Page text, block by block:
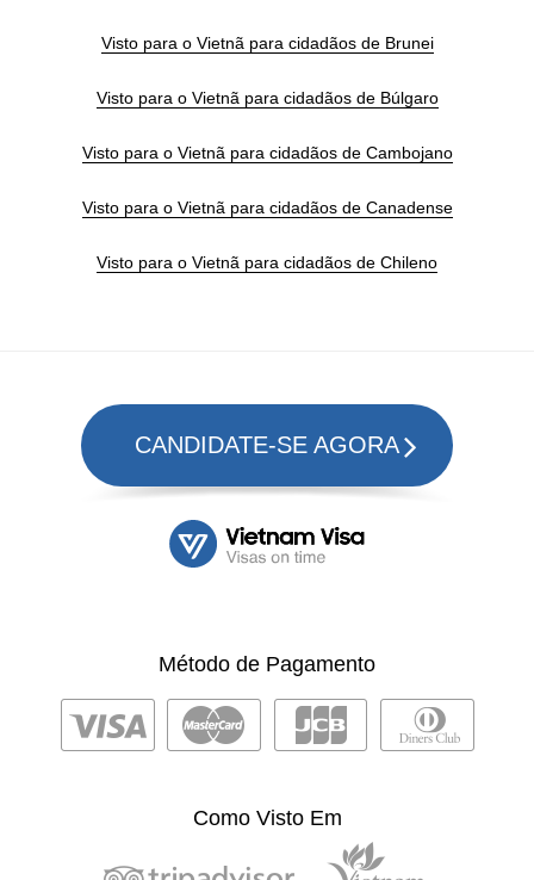
Visto para o Vietnã para cidadãos de Brunei
Visto para o Vietnã para cidadãos de Búlgaro
Visto para o Vietnã para cidadãos de Cambojano
Visto para o Vietnã para cidadãos de Canadense
Visto para o Vietnã para cidadãos de Chileno
CANDIDATE-SE AGORA
Método de Pagamento
Como Visto Em